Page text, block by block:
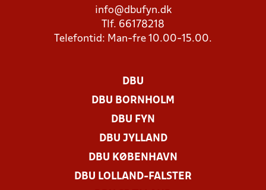
info@dbufyn.dk
Tlf. 66178218
Telefontid: Man-fre 10.00-15.00.
DBU
DBU BORNHOLM
DBU FYN
DBU JYLLAND
DBU KØBENHAVN
DBU LOLLAND-FALSTER